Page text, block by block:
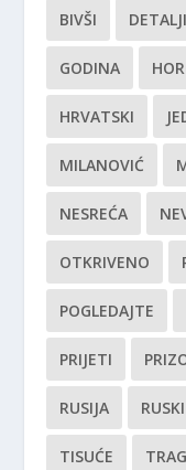
BIVŠI DETALJI
GODINA
HRVATSKI
MILANOVIĆ
NESREĆA
OTKRIVENO
POGLEDAJTE
PRIJETI
RUSIJA RUSKI
TISUĆE